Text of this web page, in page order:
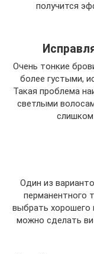
получится
Очень тонкие
более густыми,
Такая проблема
светлыми
Один из
перманентного
выбрать хорошего
можно сделать